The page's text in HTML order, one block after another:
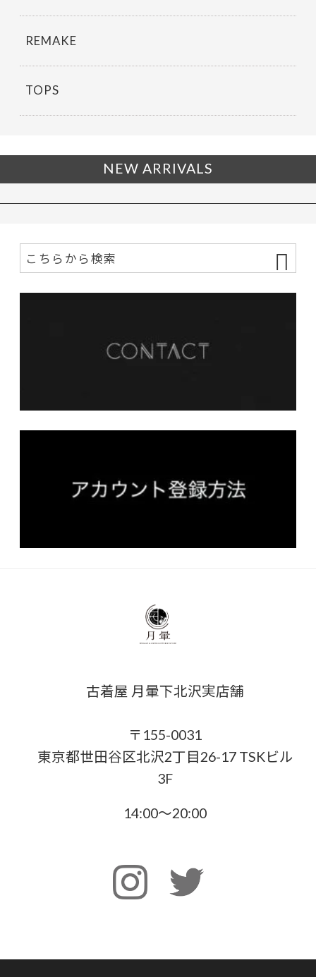
REMAKE
TOPS
NEW ARRIVALS
古着屋 月暈下北沢実店舗
〒155-0031
東京都世田谷区北沢2丁目26-17 TSKビル
3F
14:00〜20:00